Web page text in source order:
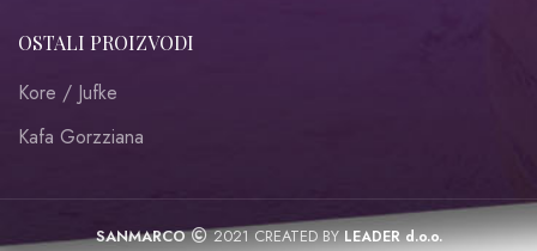
OSTALI PROIZVODI
Kore / Jufke
Kafa Gorzziana
SANMARCO 2021 CREATED BYLEADER d.o.o.